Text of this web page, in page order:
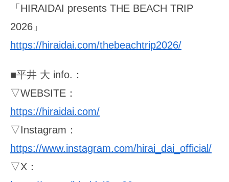
「HIRAIDAI presents THE BEACH TRIP
2026」
https://hiraidai.com/thebeachtrip2026/
■平井 大 info.：
▽WEBSITE：
https://hiraidai.com/
▽Instagram：
https://www.instagram.com/hirai_dai_official/
▽X：